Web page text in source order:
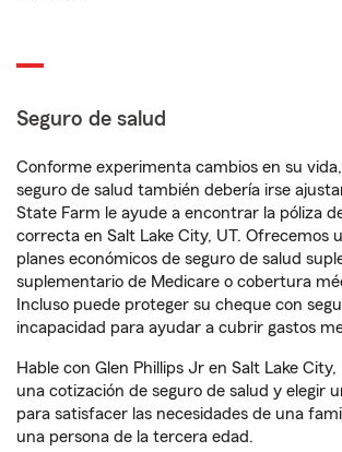
Seguro de salud
Conforme experimenta cambios en su
seguro de salud también debería irse
State Farm le ayude a encontrar la póliza
correcta en Salt Lake City, UT. Ofrecemos
planes económicos de seguro de salud
suplementario de Medicare o cobertura
Incluso puede proteger su cheque con
incapacidad para ayudar a cubrir gastos
Hable con Glen Phillips Jr en Salt Lake
una cotización de seguro de salud y elegir
para satisfacer las necesidades de una
una persona de la tercera edad.